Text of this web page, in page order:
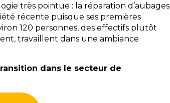
très pointue : la réparation d’aubages
récente puisque ses premières
120 personnes, des effectifs plutôt
travaillent dans une ambiance
dans le secteur de